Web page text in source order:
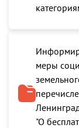
меры
"О